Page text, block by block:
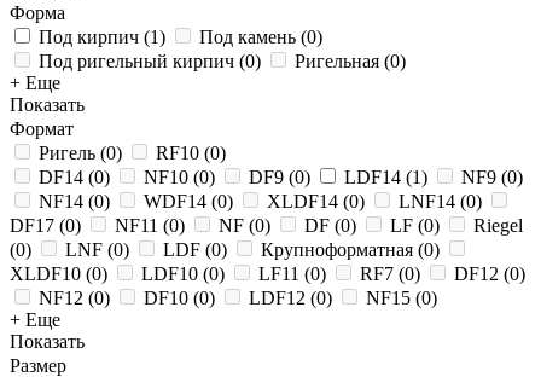
Форма
Под кирпич (1) Под камень (0)
Под ригельный кирпич (0) Ригельная (0)
+ Еще
Показать
Формат
Ригель (0) RF10 (0)
DF14 (0) NF10 (0) DF9 (0) LDF14 (1) NF9 (0)
NF14 (0) WDF14 (0) XLDF14 (0) LNF14 (0)
DF17 (0) NF11 (0) NF (0) DF (0) LF (0)
Riegel
(0) LNF (0) LDF (0) Крупноформатная (0)
XLDF10 (0) LDF10 (0) LF11 (0) RF7 (0) DF12 (0)
NF12 (0) DF10 (0) LDF12 (0) NF15 (0)
+ Еще
Показать
Размер